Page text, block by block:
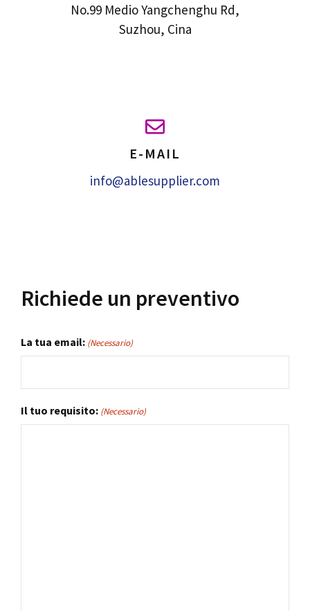
No.99 Medio Yangchenghu Rd,
Suzhou, Cina
E-MAIL
info@ablesupplier.com
Richiede un preventivo
La tua email: (Necessario)
Il tuo requisito: (Necessario)